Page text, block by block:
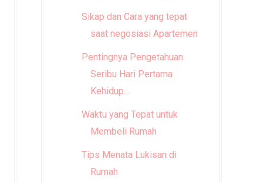
Sikap dan Cara yang tepat
saat negosiasi Apartemen
Pentingnya Pengetahuan
Seribu Hari Pertama
Kehidup...
Waktu yang Tepat untuk
Membeli Rumah
Tips Menata Lukisan di
Rumah